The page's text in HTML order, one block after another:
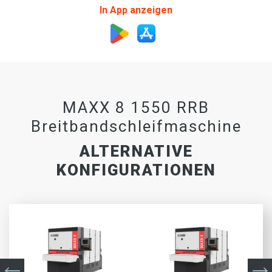
In App anzeigen
MAXX 8 1550 RRB
Breitbandschleifmaschine
ALTERNATIVE
KONFIGURATIONEN